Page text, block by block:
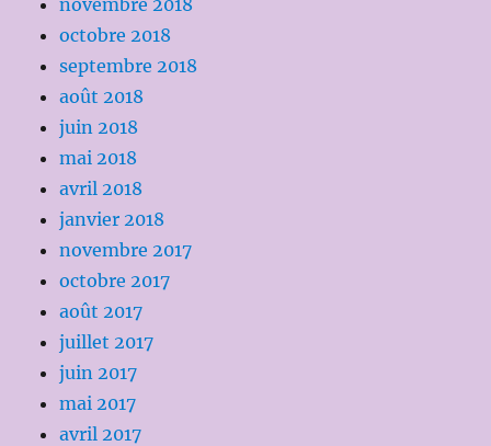
octobre 2018
septembre 2018
août 2018
juin 2018
mai 2018
avril 2018
janvier 2018
novembre 2017
octobre 2017
août 2017
juillet 2017
juin 2017
mai 2017
avril 2017